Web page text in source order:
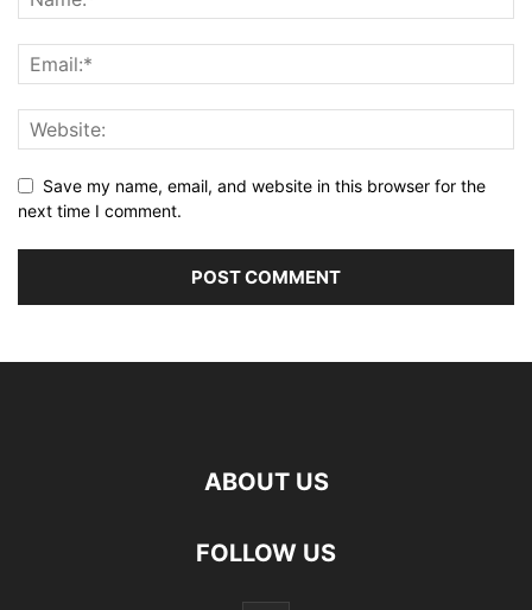
Save my name, email, and website in this browser for the
next time I comment.
ABOUT US
FOLLOW US